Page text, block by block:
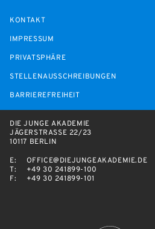
KONTAKT
IMPRESSUM
PRIVATSPHÄRE
STELLENAUSSCHREIBUNGEN
BARRIEREFREIHEIT
DIE JUNGE AKADEMIE
JÄGERSTRASSE 22/23
10117 BERLIN
E:
OFFICE@DIEJUNGEAKADEMIE.DE
T:
+49 30 241899-100
F:
+49 30 241899-101